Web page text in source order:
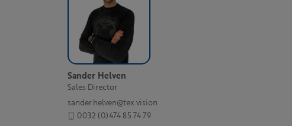
Sander Helven
Sales Director
sander.helven@tex.vision
0032 (0)474 85 74 79